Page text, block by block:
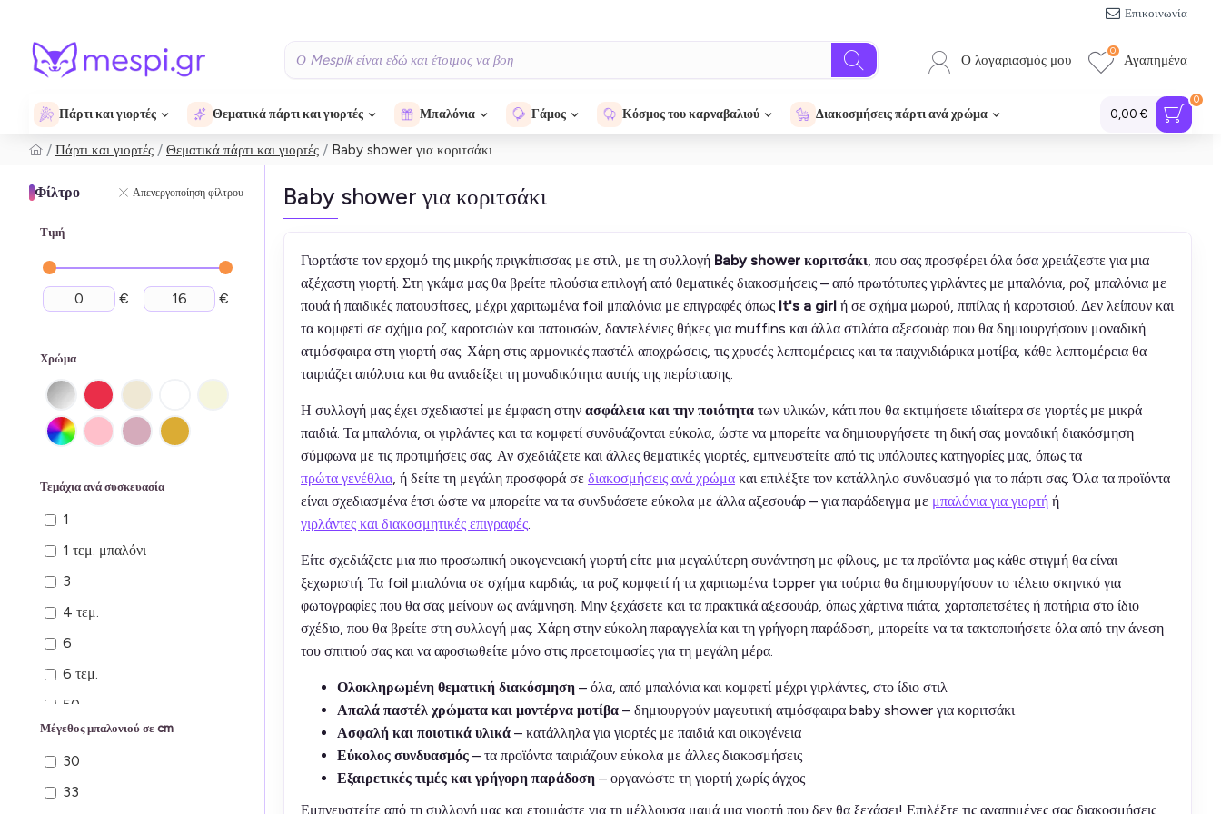
Επικοινωνία
Ο λογαριασμός μου Αγαπημένα
0
Πάρτι και γιορτές Θεματικά πάρτι και γιορτές Μπαλόνια Γάμος Κόσμος του καρναβαλιού Διακοσμήσεις πάρτι ανά χρώμα 0,00 €
0
Πάρτι και γιορτές Θεματικά πάρτι και γιορτές Baby shower για κοριτσάκι
Φίλτρο Απενεργοποίηση φίλτρου
Τιμή
€ €
Τεμάχια ανά συσκευασία
1
1 τεμ. μπαλόνι
3
4 τεμ.
6
6 τεμ.
50
100
Μέγεθος μπαλονιού σε cm
30
33
Χρώμα
Baby shower για κοριτσάκι
Γιορτάστε τον ερχομό της μικρής πριγκίπισσας με στιλ, με τη συλλογή Baby shower κοριτσάκι, που σας προσφέρει όλα όσα χρειάζεστε για μια
αξέχαστη γιορτή. Στη γκάμα μας θα βρείτε πλούσια επιλογή από θεματικές διακοσμήσεις – από πρωτότυπες γιρλάντες με μπαλόνια, ροζ μπαλόνια με
πουά ή παιδικές πατουσίτσες, μέχρι χαριτωμένα foil μπαλόνια με επιγραφές όπως It's a girl ή σε σχήμα μωρού, πιπίλας ή καροτσιού. Δεν λείπουν και
τα κομφετί σε σχήμα ροζ καροτσιών και πατουσών, δαντελένιες θήκες για muffins και άλλα στιλάτα αξεσουάρ που θα δημιουργήσουν μοναδική
ατμόσφαιρα στη γιορτή σας. Χάρη στις αρμονικές παστέλ αποχρώσεις, τις χρυσές λεπτομέρειες και τα παιχνιδιάρικα μοτίβα, κάθε λεπτομέρεια θα
ταιριάζει απόλυτα και θα αναδείξει τη μοναδικότητα αυτής της περίστασης.
Η συλλογή μας έχει σχεδιαστεί με έμφαση στην ασφάλεια και την ποιότητα των υλικών, κάτι που θα εκτιμήσετε ιδιαίτερα σε γιορτές με μικρά
παιδιά. Τα μπαλόνια, οι γιρλάντες και τα κομφετί συνδυάζονται εύκολα, ώστε να μπορείτε να δημιουργήσετε τη δική σας μοναδική διακόσμηση
σύμφωνα με τις προτιμήσεις σας. Αν σχεδιάζετε και άλλες θεματικές γιορτές, εμπνευστείτε από τις υπόλοιπες κατηγορίες μας, όπως τα
πρώτα γενέθλια, ή δείτε τη μεγάλη προσφορά σε διακοσμήσεις ανά χρώμα και επιλέξτε τον κατάλληλο συνδυασμό για το πάρτι σας. Όλα τα προϊόντα
είναι σχεδιασμένα έτσι ώστε να μπορείτε να τα συνδυάσετε εύκολα με άλλα αξεσουάρ – για παράδειγμα με μπαλόνια για γιορτή ή
γιρλάντες και διακοσμητικές επιγραφές.
Είτε σχεδιάζετε μια πιο προσωπική οικογενειακή γιορτή είτε μια μεγαλύτερη συνάντηση με φίλους, με τα προϊόντα μας κάθε στιγμή θα είναι
ξεχωριστή. Τα foil μπαλόνια σε σχήμα καρδιάς, τα ροζ κομφετί ή τα χαριτωμένα topper για τούρτα θα δημιουργήσουν το τέλειο σκηνικό για
φωτογραφίες που θα σας μείνουν ως ανάμνηση. Μην ξεχάσετε και τα πρακτικά αξεσουάρ, όπως χάρτινα πιάτα, χαρτοπετσέτες ή ποτήρια στο ίδιο
σχέδιο, που θα βρείτε στη συλλογή μας. Χάρη στην εύκολη παραγγελία και τη γρήγορη παράδοση, μπορείτε να τα τακτοποιήσετε όλα από την άνεση
του σπιτιού σας και να αφοσιωθείτε μόνο στις προετοιμασίες για τη μεγάλη μέρα.
Ολοκληρωμένη θεματική διακόσμηση – όλα, από μπαλόνια και κομφετί μέχρι γιρλάντες, στο ίδιο στιλ
Απαλά παστέλ χρώματα και μοντέρνα μοτίβα – δημιουργούν μαγευτική ατμόσφαιρα baby shower για κοριτσάκι
Ασφαλή και ποιοτικά υλικά – κατάλληλα για γιορτές με παιδιά και οικογένεια
Εύκολος συνδυασμός – τα προϊόντα ταιριάζουν εύκολα με άλλες διακοσμήσεις
Εξαιρετικές τιμές και γρήγορη παράδοση – οργανώστε τη γιορτή χωρίς άγχος
Εμπνευστείτε από τη συλλογή μας και ετοιμάστε για τη μέλλουσα μαμά μια γιορτή που δεν θα ξεχάσει! Επιλέξτε τις αγαπημένες σας διακοσμήσεις